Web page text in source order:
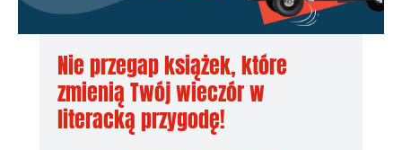
Nie przegap książek, które
zmienią Twój wieczór w
literacką przygodę!